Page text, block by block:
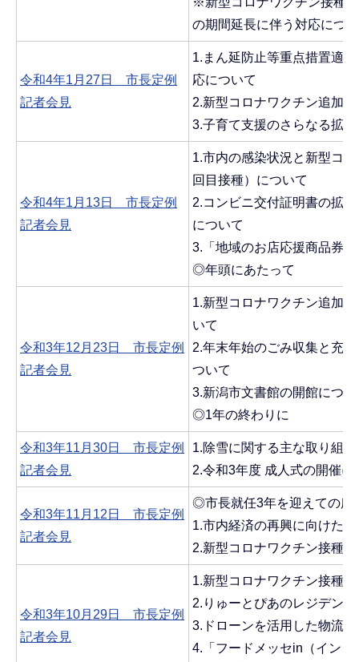
の期間延長に伴う対応につ
令和4年1月27日 市長定例
記者会見
1.まん延防止等重点措置適
応について
2.新型コロナワクチン追加
3.子育て支援のさらなる拡
令和4年1月13日 市長定例
記者会見
1.市内の感染状況と新型コ
回目接種）について
2.コンビニ交付証明書の拡
について
3.「地域のお店応援商品券
◎年頭にあたって
令和3年12月23日 市長定例
記者会見
1.新型コロナワクチン追加
いて
2.年末年始のごみ収集と充
ついて
3.新潟市文書館の開館につい
◎1年の終わりに
令和3年11月30日 市長定例
記者会見
1.除雪に関する主な取り組
2.令和3年度 成人式の開催に
令和3年11月12日 市長定例
記者会見
◎市長就任3年を迎えての所
1.市内経済の再興に向けた
2.新型コロナワクチン接種
令和3年10月29日 市長定例
記者会見
1.新型コロナワクチン接種
2.りゅーとぴあのレジデン
3.ドローンを活用した物流
4.「フードメッセin（イン